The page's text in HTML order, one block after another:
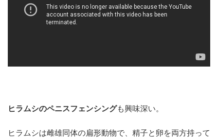
ヒラムシのペニスフェンシングも興味深い。
ヒラムシは雌雄同体の扁形動物で、精子と卵を両方持って